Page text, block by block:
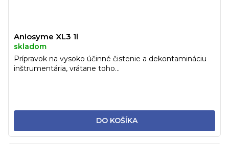
Aniosyme XL3 1l
skladom
DO KOŠÍKA
Prípravok na vysoko účinné čistenie a dekontamináciu
inštrumentária, vrátane toho...